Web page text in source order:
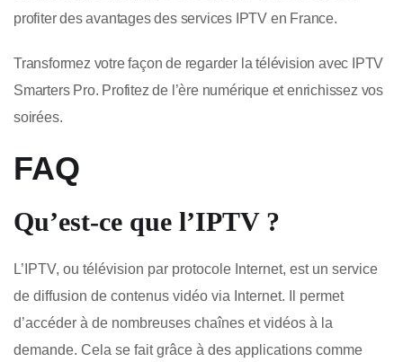
profiter des avantages des services IPTV en France.
Transformez votre façon de regarder la télévision avec IPTV
Smarters Pro. Profitez de l’ère numérique et enrichissez vos
soirées.
FAQ
Qu’est-ce que l’IPTV ?
L’IPTV, ou télévision par protocole Internet, est un service
de diffusion de contenus vidéo via Internet. Il permet
d’accéder à de nombreuses chaînes et vidéos à la
demande. Cela se fait grâce à des applications comme